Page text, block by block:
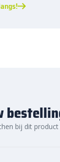
bij dit